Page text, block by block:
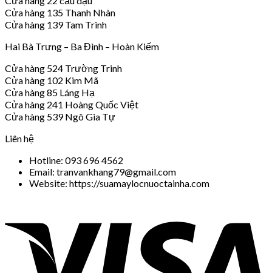
Cửa hàng 135 Thanh Nhàn
Cửa hàng 139 Tam Trinh
Hai Bà Trưng – Ba Đình – Hoàn Kiếm
Cửa hàng 524 Trường Trinh
Cửa hàng 102 Kim Mã
Cửa hàng 85 Láng Hạ
Cửa hàng 241 Hoàng Quốc Việt
Cửa hàng 539 Ngô Gia Tự
Liên hệ
Hotline: 093 696 4562
Email: tranvankhang79@gmail.com
Website: https://suamaylocnuoctainha.com